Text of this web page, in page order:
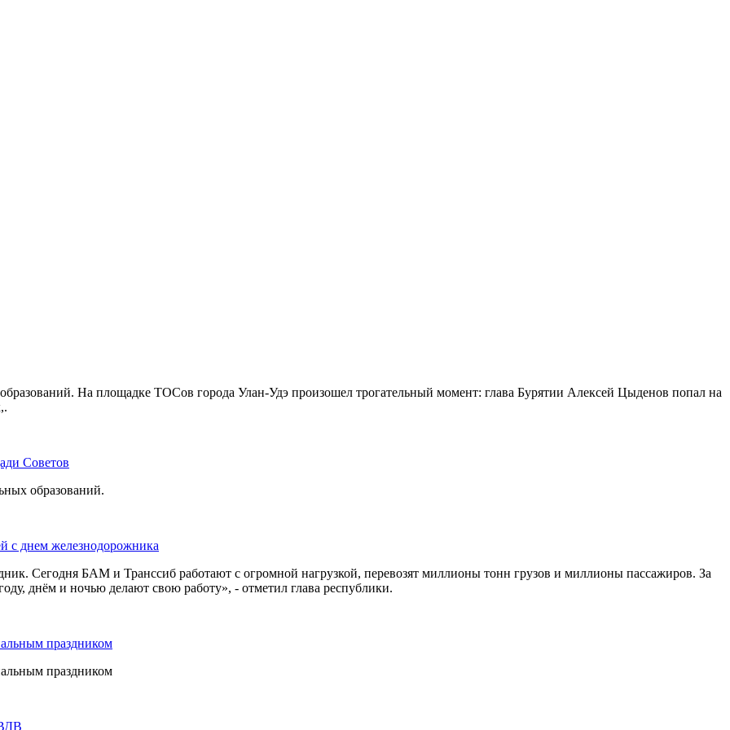
На площадке ТОСов города Улан-Удэ произошел трогательный момент: глава Бурятии Алексей Цыденов попал на
Советов
образований.
с днем железнодорожника
Сегодня БАМ и Транссиб работают с огромной нагрузкой, перевозят миллионы тонн грузов и миллионы пассажиров. За
днём и ночью делают свою работу», - отметил глава республики.
праздником
праздником